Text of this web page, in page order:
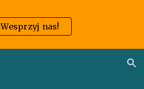
Wesprzyj nas!